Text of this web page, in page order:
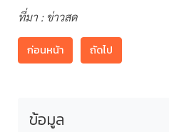
ที่มา : ข่าวสด
ก่อนหน้า ถัดไป
ข้อมูล